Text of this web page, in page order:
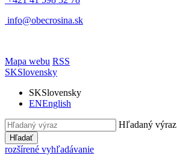
info@obecrosina.sk
Mapa webu RSS
SKSlovensky
SKSlovensky
ENEnglish
Hľadaný výraz
Hľadať
rozšírené vyhľadávanie